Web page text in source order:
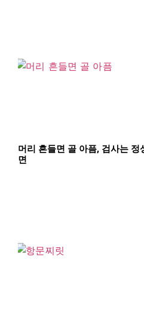
머리 흔들면 골 아픔, 검사는
면